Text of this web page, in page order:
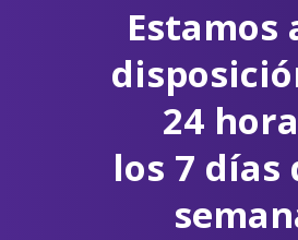
Estamos
24
los 7 días